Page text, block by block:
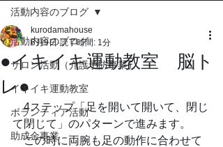
活動内容のブログ
サロン活動（介護予防事業）
イキイキ運動教室
ボランティア活動
助成金事業
活動内容のブログ
●イキイキ運動教室 脳ト
レ●
kurodamahouse
6月9日 読了時間: 1分
4ステップ「足を開いて開いて、閉じ
て閉じて」のパターンで進みます。
この時に両腕も足の動作に合わせて